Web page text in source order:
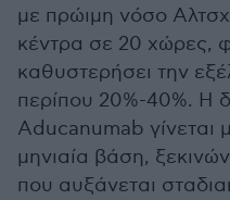
με πρώιμη νόσο
κέντρα σε 20 χώρες,
καθυστερήσει την
περίπου 20%-40%. Η
Αducanumab γίνεται
μηνιαία βάση,
που αυξάνεται